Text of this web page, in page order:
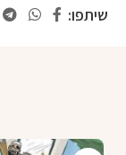
שיתפו: